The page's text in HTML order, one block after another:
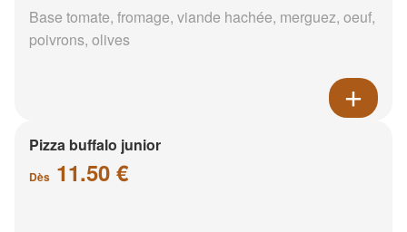
Base tomate, fromage, viande hachée, merguez, oeuf,
poivrons, olives
Pizza buffalo junior
Dès 11.50 €